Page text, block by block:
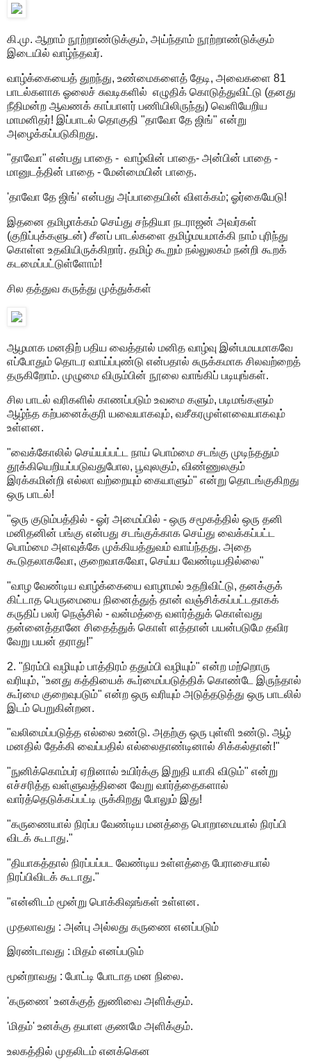
கி.மு. ஆறாம் நூற்றாண்டுக்கும், அய்ந்தாம் நூற்றாண்டுக்கும்
இடையில் வாழ்ந்தவர்.
வாழ்க்கையைத் துறந்து, உண்மைகளைத் தேடி, அவைகளை 81
பாடல்களாக ஓலைச் சுவடிகளில் எழுதிக் கொடுத்துவிட்டு (தனது
நீதிமன்ற ஆவணக் காப்பாளர் பணியிலிருந்து) வெளியேறிய
மாமனிதர்! இப்பாடல் தொகுதி "தாவோ தே ஜிங்" என்று
அழைக்கப்படுகிறது.
"தாவோ" என்பது பாதை - வாழ்வின் பாதை- அன்பின் பாதை -
மானுடத்தின் பாதை - மேன்மையின் பாதை.
'தாவோ தே ஜிங்' என்பது அப்பாதையின் விளக்கம்; ஓர்கையேடு!
இதனை தமிழாக்கம் செய்து சந்தியா நடராஜன் அவர்கள்
(குறிப்புக்களுடன்) சீனப் பாடல்களை தமிழ்மயமாக்கி நாம் புரிந்து
கொள்ள உதவியிருக்கிறார். தமிழ் கூறும் நல்லுலகம் நன்றி கூறக்
கடமைப்பட்டுள்ளோம்!
சில தத்துவ கருத்து முத்துக்கள்
ஆழமாக மனதிற் பதிய வைத்தால் மனித வாழ்வு இன்பமயமாகவே
எப்போதும் தொடர வாய்ப்புண்டு என்பதால் சுருக்கமாக சிலவற்றைத்
தருகிறோம். முழுமை விரும்பின் நூலை வாங்கிப் படியுங்கள்.
சில பாடல் வரிகளில் காணப்படும் உவமை களும், படிமங்களும்
ஆழ்ந்த கற்பனைக்குரி யவையாகவும், வசீகரமுள்ளவையாகவும்
உள்ளன.
"வைக்கோலில் செய்யப்பட்ட நாய் பொம்மை சடங்கு முடிந்ததும்
தூக்கியெறியப்படுவதுபோல, பூவுலகும், விண்ணுலகும்
இரக்கமின்றி எல்லா வற்றையும் கையாளும்" என்று தொடங்குகிறது
ஒரு பாடல்!
"ஒரு குடும்பத்தில் - ஓர் அமைப்பில் - ஒரு சமூகத்தில் ஒரு தனி
மனிதனின் பங்கு என்பது சடங்குக்காக செய்து வைக்கப்பட்ட
பொம்மை அளவுக்கே முக்கியத்துவம் வாய்ந்தது. அதை
கூடுதலாகவோ, குறைவாகவோ, செய்ய வேண்டியதில்லை"
"வாழ வேண்டிய வாழ்க்கையை வாழாமல் உதறிவிட்டு, தனக்குக்
கிட்டாத பெருமையை நினைத்துத் தான் வஞ்சிக்கப்பட்டதாகக்
கருதிப் பலர் நெஞ்சில் - வன்மத்தை வளர்த்துக் கொள்வது
தன்னைத்தானே சிதைத்துக் கொள் ளத்தான் பயன்படுமே தவிர
வேறு பயன் தராது!"
2. "நிரம்பி வழியும் பாத்திரம் ததும்பி வழியும்" என்ற மற்றொரு
வரியும், "உனது கத்தியைக் கூர்மைப்படுத்திக் கொண்டே இருந்தால்
கூர்மை குறைவுபடும்" என்ற ஒரு வரியும் அடுத்தடுத்து ஒரு பாடலில்
இடம் பெறுகின்றன.
"வலிமைப்படுத்த எல்லை உண்டு. அதற்கு ஒரு புள்ளி உண்டு. ஆழ்
மனதில் தேக்கி வைப்பதில் எல்லைதாண்டினால் சிக்கல்தான்!"
"நுனிக்கொம்பர் ஏறினால் உயிர்க்கு இறுதி யாகி விடும்" என்று
எச்சரித்த வள்ளுவத்தினை வேறு வார்த்தைகளால்
வார்த்தெடுக்கப்பட்டி ருக்கிறது போலும் இது!
"கருணையால் நிரப்ப வேண்டிய மனத்தை பொறாமையால் நிரப்பி
விடக் கூடாது."
"தியாகத்தால் நிரப்பப்பட வேண்டிய உள்ளத்தை பேராசையால்
நிரப்பிவிடக் கூடாது."
"என்னிடம் மூன்று பொக்கிஷங்கள் உள்ளன.
முதலாவது : அன்பு அல்லது கருணை எனப்படும்
இரண்டாவது : மிதம் எனப்படும்
மூன்றாவது : போட்டி போடாத மன நிலை.
'கருணை' உனக்குத் துணிவை அளிக்கும்.
'மிதம்' உனக்கு தயாள குணமே அளிக்கும்.
உலகத்தில் முதலிடம் எனக்கென